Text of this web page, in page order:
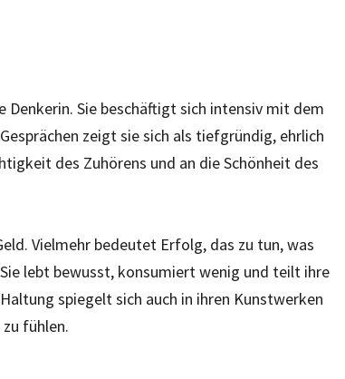
Denkerin. Sie beschäftigt sich intensiv mit dem
zeigt sie sich als tiefgründig, ehrlich
des Zuhörens und an die Schönheit des
Vielmehr bedeutet Erfolg, das zu tun, was
lebt bewusst, konsumiert wenig und teilt ihre
spiegelt sich auch in ihren Kunstwerken
fühlen.